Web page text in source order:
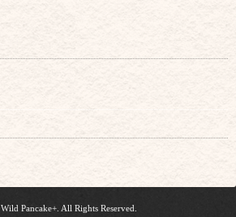
Wild Pancake+. All Rights Reserved.